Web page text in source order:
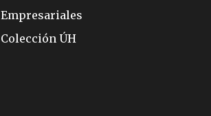
Empresariales
Colección ÚH